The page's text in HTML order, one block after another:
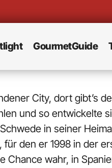
GourmetGuide
City, dort gibt’s
und so entwickelte
in seiner
für den er 1998 in der
Chance wahr, in